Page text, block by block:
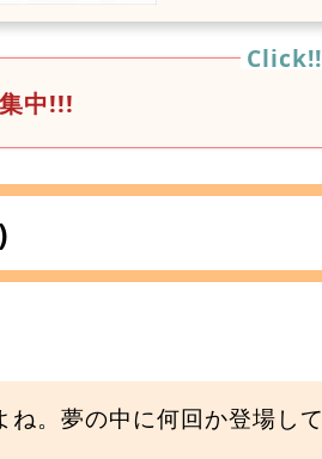
中!!!
。夢の中に何回か登場して